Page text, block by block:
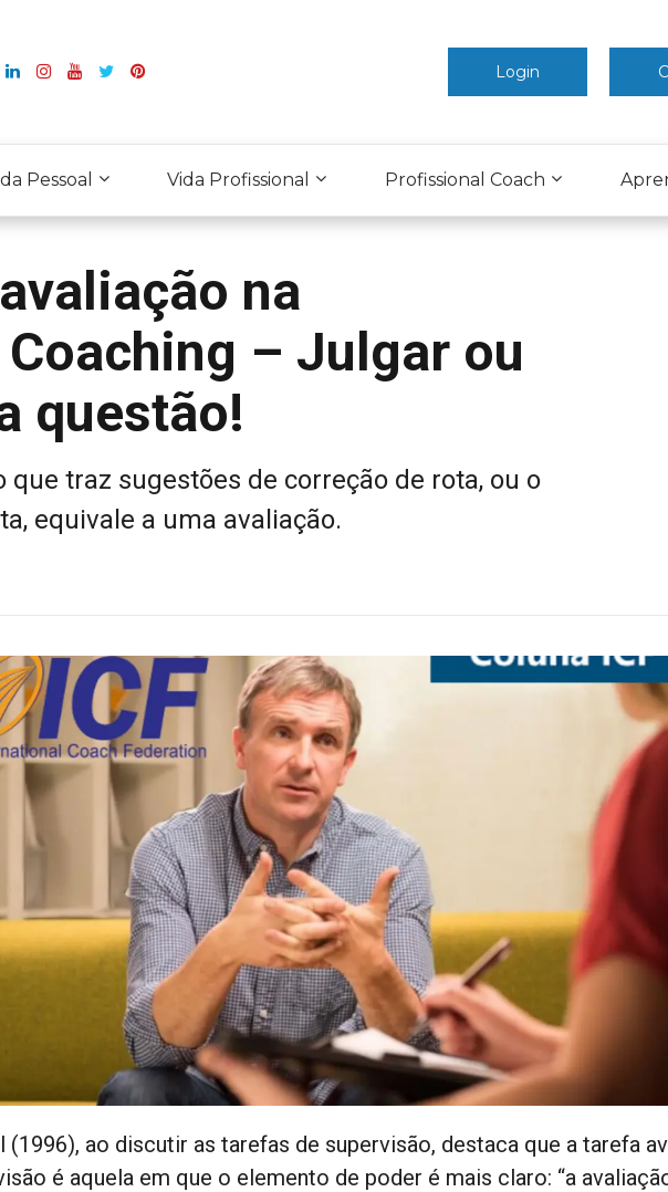
Login
Pessoal Vida Profissional Profissional Coach
na
– Julgar ou
questão!
traz sugestões de correção de rota, ou o
equivale a uma avaliação.
(1996), ao discutir as tarefas de supervisão, destaca que a tarefa
é aquela em que o elemento de poder é mais claro: “a